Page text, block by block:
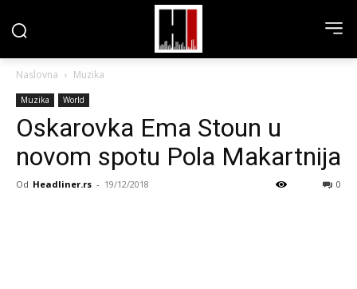
Naslovna Muzika
Muzika World
Oskarovka Ema Stoun u
novom spotu Pola Makartnija
Od Headliner.rs - 19/12/2018 0